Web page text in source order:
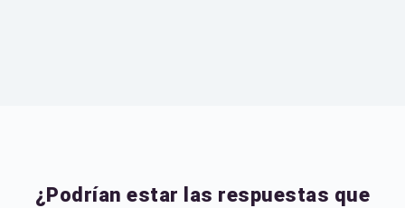
¿Podrían estar las respuestas que